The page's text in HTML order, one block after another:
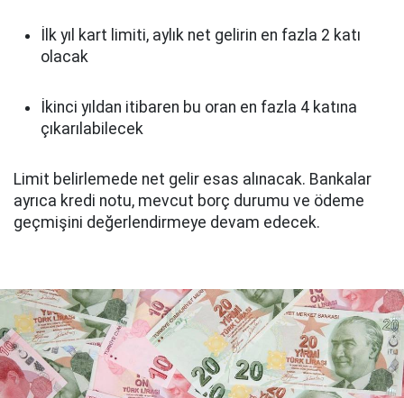
İlk yıl kart limiti, aylık net gelirin en fazla 2 katı
olacak
İkinci yıldan itibaren bu oran en fazla 4 katına
çıkarılabilecek
Limit belirlemede net gelir esas alınacak. Bankalar
ayrıca kredi notu, mevcut borç durumu ve ödeme
geçmişini değerlendirmeye devam edecek.